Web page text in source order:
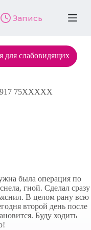
Запись
для слабовидящих
75XXXXX
была операция по
гной. Сделал сразу
В целом рану всю
второй день после
Буду ходить